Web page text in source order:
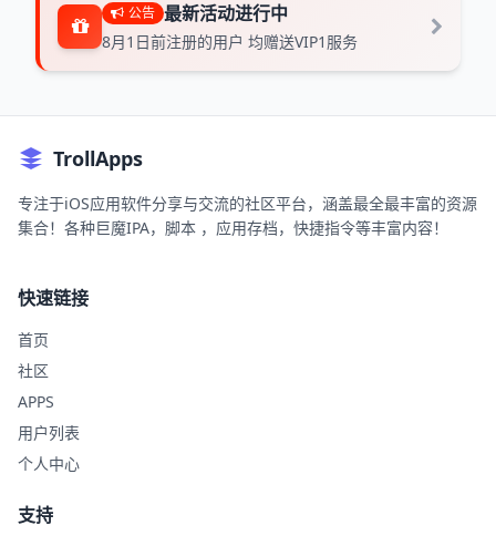
公告 最新活动进行中
8月1日前注册的用户 均赠送VIP1服务
TrollApps
专注于iOS应用软件分享与交流的社区平台，涵盖最全最丰富的资源
集合！各种巨魔IPA，脚本 ，应用存档，快捷指令等丰富内容！
快速链接
首页
社区
APPS
用户列表
个人中心
支持